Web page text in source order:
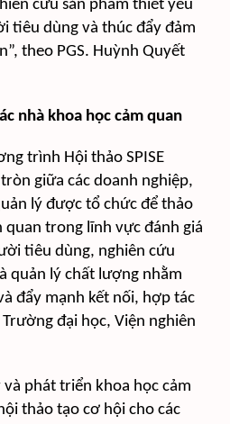
cứu sản phẩm thiết yếu
tiêu dùng và thúc đẩy đảm
theo PGS. Huỳnh Quyết
nhà khoa học cảm quan
trình Hội thảo SPISE
giữa các doanh nghiệp,
lý được tổ chức để thảo
quan trong lĩnh vực đánh giá
tiêu dùng, nghiên cứu
quản lý chất lượng nhằm
đẩy mạnh kết nối, hợp tác
đại học, Viện nghiên
phát triển khoa học cảm
thảo tạo cơ hội cho các